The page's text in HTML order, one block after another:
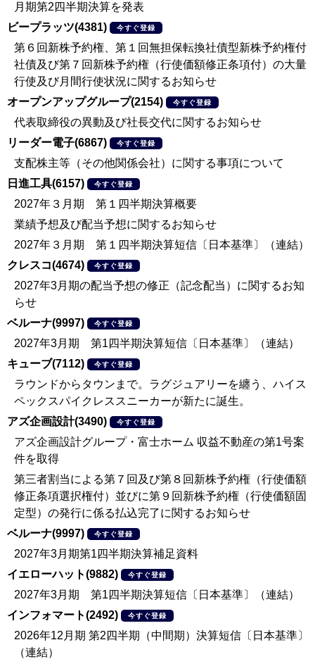
月期第2四半期決算を発表
ビープラッツ(4381)
今すぐ登録
第６回新株予約権、第１回無担保転換社債型新株予約権付
社債及び第７回新株予約権（行使価額修正条項付）の大量
行使及び月間行使状況に関するお知らせ
オープンアップグループ(2154)
今すぐ登録
代表取締役の異動及び社長交代に関するお知らせ
リーダー電子(6867)
今すぐ登録
支配株主等（その他関係会社）に関する事項について
日進工具(6157)
今すぐ登録
2027年３月期 第１四半期決算概要
業績予想及び配当予想に関するお知らせ
2027年３月期 第１四半期決算短信〔日本基準〕（連結）
クレスコ(4674)
今すぐ登録
2027年3月期の配当予想の修正（記念配当）に関するお知
らせ
ベルーナ(9997)
今すぐ登録
2027年3月期 第1四半期決算短信〔日本基準〕（連結）
キューブ(7112)
今すぐ登録
ラウンドからタウンまで。ラグジュアリーを纏う、ハイス
ペックスパイクレススニーカーが新たに誕生。
アズ企画設計(3490)
今すぐ登録
アズ企画設計グループ・富士ホーム 収益不動産の第1号案
件を取得
第三者割当による第７回及び第８回新株予約権（行使価額
修正条項選択権付）並びに第９回新株予約権（行使価額固
定型）の発行に係る払込完了に関するお知らせ
ベルーナ(9997)
今すぐ登録
2027年3月期第1四半期決算補足資料
イエローハット(9882)
今すぐ登録
2027年3月期 第1四半期決算短信〔日本基準〕（連結）
インフォマート(2492)
今すぐ登録
2026年12月期 第2四半期（中間期）決算短信〔日本基準〕
（連結）